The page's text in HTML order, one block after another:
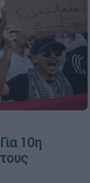
10η